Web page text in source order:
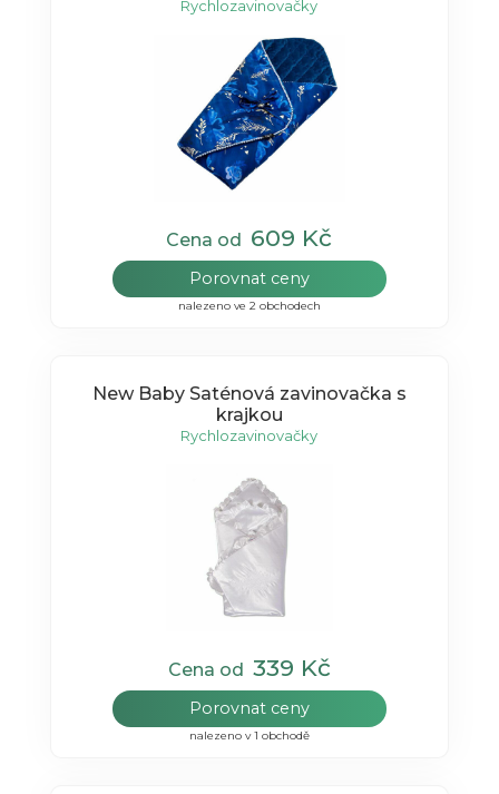
Rychlozavinovačky
Cena od 609 Kč
Porovnat ceny
nalezeno ve 2 obchodech
New Baby Saténová zavinovačka s
krajkou
Rychlozavinovačky
Cena od 339 Kč
Porovnat ceny
nalezeno v 1 obchodě